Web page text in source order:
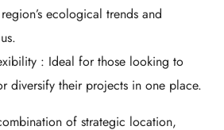
ecological trends and
: Ideal for those looking to
diversify their projects in one place.
of strategic location,